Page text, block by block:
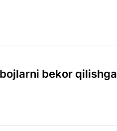
bekor qilishga